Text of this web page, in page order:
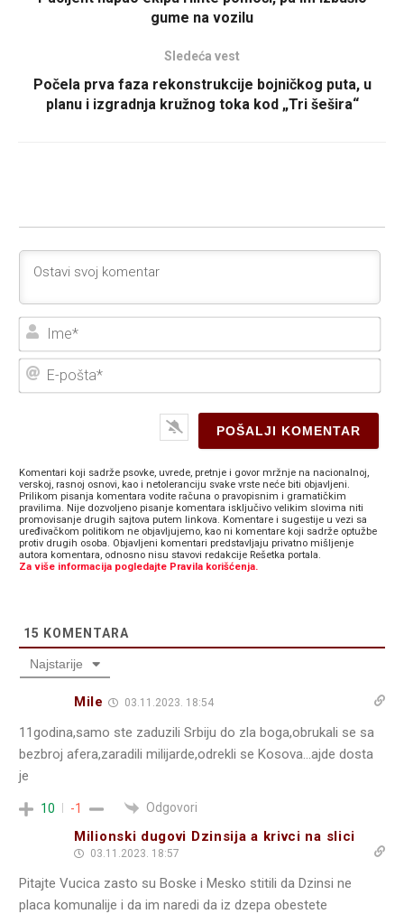
gume na vozilu
Sledeća vest
Počela prva faza rekonstrukcije bojničkog puta, u
planu i izgradnja kružnog toka kod „Tri šešira“
E-
Komentari koji sadrže psovke, uvrede, pretnje i govor mržnje na nacionalnoj,
verskoj, rasnoj osnovi, kao i netoleranciju svake vrste neće biti objavljeni.
Prilikom pisanja komentara vodite računa o pravopisnim i gramatičkim
pravilima. Nije dozvoljeno pisanje komentara isključivo velikim slovima niti
promovisanje drugih sajtova putem linkova. Komentare i sugestije u vezi sa
uređivačkom politikom ne objavljujemo, kao ni komentare koji sadrže optužbe
protiv drugih osoba. Objavljeni komentari predstavljaju privatno mišljenje
autora komentara, odnosno nisu stavovi redakcije Rešetka portala.
Za više informacija pogledajte Pravila korišćenja.
15 KOMENTARA
Najstarije
Mile 03.11.2023. 18:54
11godina,samo ste zaduzili Srbiju do zla boga,obrukali se sa
bezbroj afera,zaradili milijarde,odrekli se Kosova…ajde dosta
je
10 -1 Odgovori
Milionski dugovi Dzinsija a krivci na slici
03.11.2023. 18:57
Pitajte Vucica zasto su Boske i Mesko stitili da Dzinsi ne
placa komunalije i da im naredi da iz dzepa obestete